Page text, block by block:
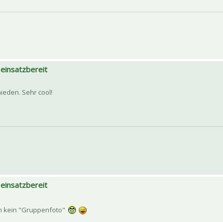
einsatzbereit
Sehr cool!
einsatzbereit
kein "Gruppenfoto"